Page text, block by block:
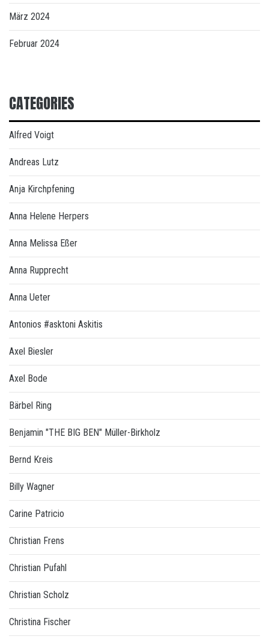
März 2024
Februar 2024
CATEGORIES
Alfred Voigt
Andreas Lutz
Anja Kirchpfening
Anna Helene Herpers
Anna Melissa Eßer
Anna Rupprecht
Anna Ueter
Antonios #asktoni Askitis
Axel Biesler
Axel Bode
Bärbel Ring
Benjamin "THE BIG BEN" Müller-Birkholz
Bernd Kreis
Billy Wagner
Carine Patricio
Christian Frens
Christian Pufahl
Christian Scholz
Christina Fischer